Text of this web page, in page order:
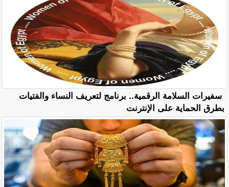
سفيرات السلامة الرقمية.. برنامج لتعريف النساء والفتيات
بطرق الحماية على الإنترنت